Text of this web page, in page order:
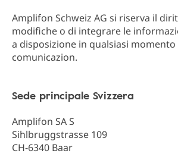
Amplifon Schweiz AG si riserva il
modifiche o di integrare le
a disposizione in qualsiasi momento
comunicazion.
Sede principale Svizzera
Amplifon SA S
Sihlbruggstrasse 109
CH-6340 Baar